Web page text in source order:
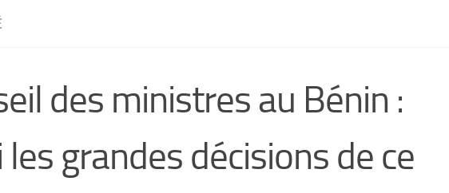
des ministres au Bénin :
les grandes décisions de ce